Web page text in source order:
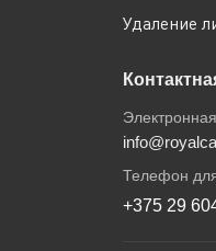
Удаление
Телефон
+375 29